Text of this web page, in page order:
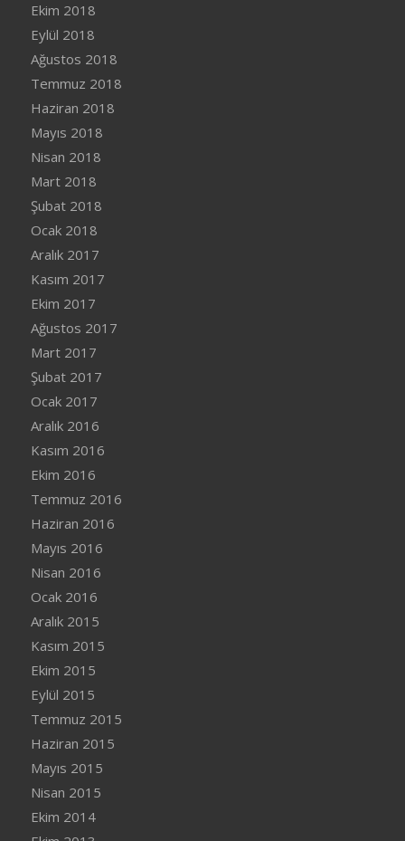
Ekim 2018
Eylül 2018
Ağustos 2018
Temmuz 2018
Haziran 2018
Mayıs 2018
Nisan 2018
Mart 2018
Şubat 2018
Ocak 2018
Aralık 2017
Kasım 2017
Ekim 2017
Ağustos 2017
Mart 2017
Şubat 2017
Ocak 2017
Aralık 2016
Kasım 2016
Ekim 2016
Temmuz 2016
Haziran 2016
Mayıs 2016
Nisan 2016
Ocak 2016
Aralık 2015
Kasım 2015
Ekim 2015
Eylül 2015
Temmuz 2015
Haziran 2015
Mayıs 2015
Nisan 2015
Ekim 2014